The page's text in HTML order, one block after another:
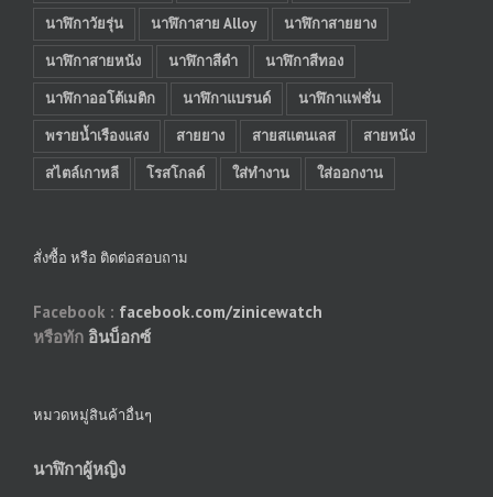
นาฬิกาวัยรุ่น
นาฬิกาสาย Alloy
นาฬิกาสายยาง
นาฬิกาสายหนัง
นาฬิกาสีดำ
นาฬิกาสีทอง
นาฬิกาออโต้เมติก
นาฬิกาแบรนด์
นาฬิกาแฟชั่น
พรายน้ำเรืองแสง
สายยาง สายสแตนเลส
สายหนัง
สไตล์เกาหลี
โรสโกลด์ ใส่ทำงาน ใส่ออกงาน
สั่งซื้อ หรือ ติดต่อสอบถาม
Facebook : facebook.com/zinicewatch
หรือทัก อินบ็อกซ์
หมวดหมู่สินค้าอื่นๆ
นาฬิกาผู้หญิง